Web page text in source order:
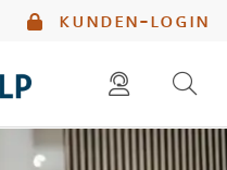
kunden-login
diese website durchsuchen